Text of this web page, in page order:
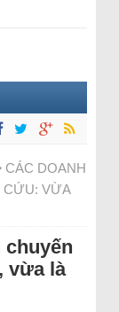
CÁC DOANH
CỨU: VỪA
chuyến
vừa là